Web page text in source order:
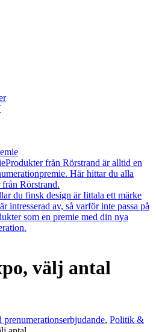
Produkter från Rörstrand är alltid en
Här hittar du alla
Rörstrand.
du finsk design är Iittala ett märke
intresserad av, så varför inte passa på
som en premie med din nya
välj antal
prenumerationserbjudande, Politik &